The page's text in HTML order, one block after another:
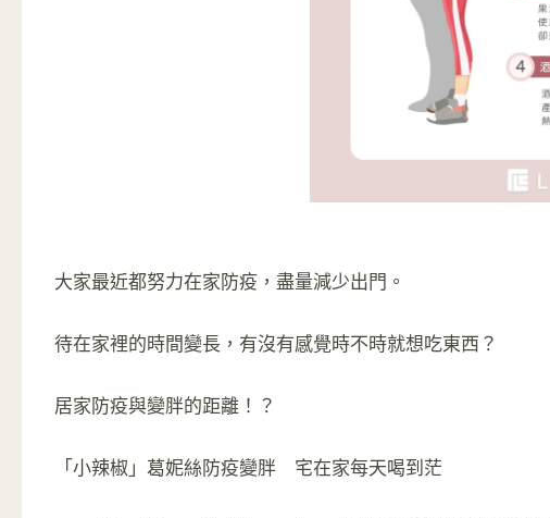
大家最近都努力在家防疫，盡量減少出門。
待在家裡的時間變長，有沒有感覺時不時就想吃東西？
居家防疫與變胖的距離！？
「小辣椒」葛妮絲防疫變胖 宅在家每天喝到茫